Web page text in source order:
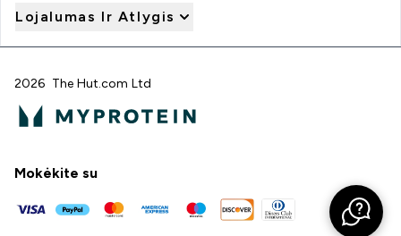
Lojalumas Ir Atlygis
2026 The Hut.com Ltd
Mokėkite su